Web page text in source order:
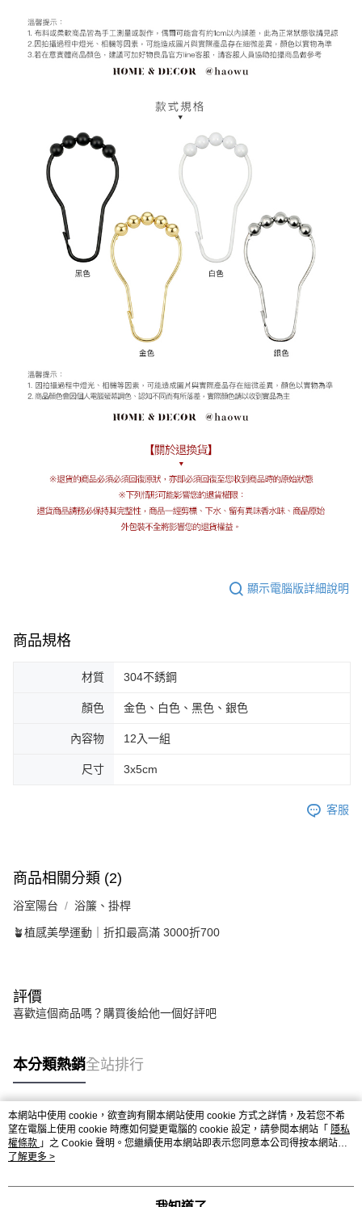
顯示電腦版詳細說明
商品規格
材質 304不銹鋼
顏色 金色、白色、黑色、銀色
內容物 12入一組
尺寸 3x5cm
客服
商品相關分類 (2)
浴室陽台 浴簾、掛桿
🪴植感美學運動｜折扣最高滿 3000折700
評價
喜歡這個商品嗎？購買後給他一個好評吧
本分類熱銷全站排行
熱門標籤
本網站中使用 cookie，欲查詢有關本網站使用 cookie 方式之詳情，及若您不希
望在電腦上使用 cookie 時應如何變更電腦的 cookie 設定，請參閱本網站「 隱私
權條款 」之 Cookie 聲明。您繼續使用本網站即表示您同意本公司得按本網站使
用條款之 Cookie 聲明使用 cookie。
了解更多 >